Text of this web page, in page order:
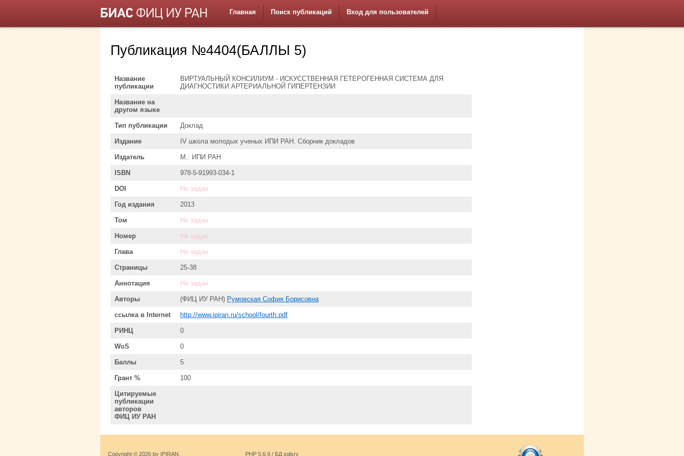
Главная Поиск публикаций Вход для пользователей
Публикация №4404(БАЛЛЫ 5)
Название
публикации
ВИРТУАЛЬНЫЙ КОНСИЛИУМ - ИСКУССТВЕННАЯ ГЕТЕРОГЕННАЯ СИСТЕМА ДЛЯ
ДИАГНОСТИКИ АРТЕРИАЛЬНОЙ ГИПЕРТЕНЗИИ
Название на
другом языке
Тип публикации Доклад
Издание IV школа молодых ученых ИПИ РАН. Сборник докладов
Издатель М.: ИПИ РАН
ISBN 978-5-91993-034-1
DOI Не задан
Год издания 2013
Том Не задан
Номер Не задан
Глава Не задан
Страницы 25-38
Аннотация Не задан
Авторы (ФИЦ ИУ РАН) Румовская София Борисовна
ссылка в Internet http://www.ipiran.ru/school/fourth.pdf
РИНЦ 0
WoS 0
Баллы 5
Грант % 100
Цитируемые
публикации
авторов
ФИЦ ИУ РАН
Copyright © 2026 by IPIRAN. PHP 5.6.9 / БД sqlsrv